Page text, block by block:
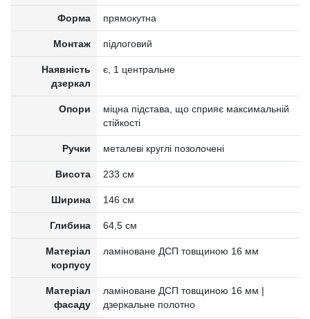
Форма прямокутна
Монтаж підлоговий
Наявність
дзеркал
є, 1 центральне
Опори
міцна підстава, що сприяє максимальній
стійкості
Ручки металеві круглі позолочені
Висота 233 см
Ширина 146 см
Глибина 64,5 см
Матеріал
корпусу
ламіноване ДСП товщиною 16 мм
Матеріал
фасаду
ламіноване ДСП товщиною 16 мм |
дзеркальне полотно